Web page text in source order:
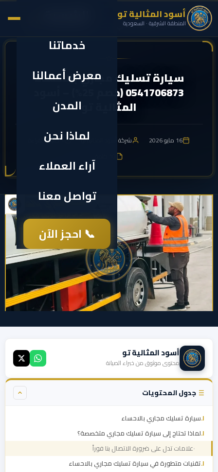
خدماتنا
معرض أعمالنا
المدن
لماذا نحن
آراء العملاء
تواصل معنا
📞 احجز الآن
أسود المثالية تو
المنطقة الشرقية · السعودية الرئيسية›تسليك مجاري›
سيارة تسليك مجاري بالاحساء
المثالية تو
16 مايو 2026 شركة أسود المثالية تو
1 دقيقة للقراءة
أسود المثالية تو
محتوى موثوق من خبراء الصيانة
جدول المحتويات
سيارة تسليك مجاري بالاحساء
لماذا تحتاج إلى سيارة تسليك مجاري متخصصة؟
علامات تدل على ضرورة الاتصال بنا فوراً
تقنيات متطورة في سيارة تسليك مجاري بالاحساء